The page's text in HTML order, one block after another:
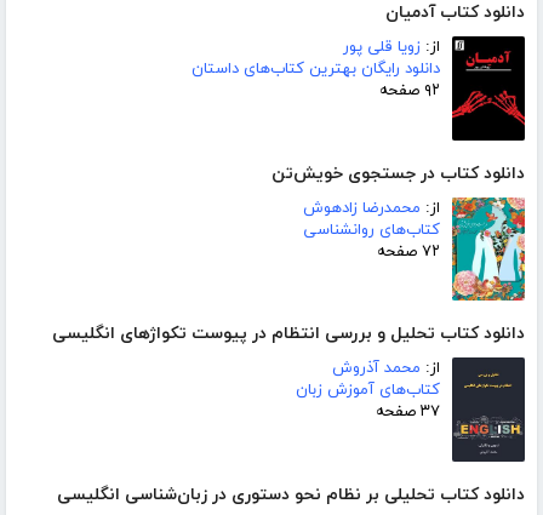
دانلود کتاب آدمیان
از: زویا قلی پور
دانلود رایگان بهترین کتاب‌های داستان
۹۲ صفحه
دانلود کتاب در جستجوی خویش‌تن
از: محمدرضا زادهوش
کتاب‌های روانشناسی
۷۲ صفحه
دانلود کتاب تحلیل و بررسی انتظام در پیوست تکواژهای انگلیسی
از: محمد آذروش
کتاب‌های آموزش زبان
۳۷ صفحه
دانلود کتاب تحلیلی بر نظام نحو دستوری در زبان‌شناسی انگلیسی